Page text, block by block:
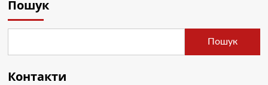
Пошук
Пошук
Контакти